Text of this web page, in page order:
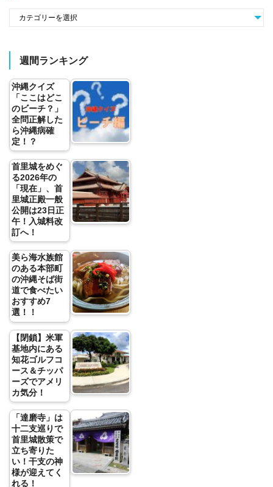
週間ランキング
沖縄クイズ
「ここはどこ
のビーチ？」
全問正解した
ら沖縄病確
定！？
首里城をめぐ
る2026年の
「現在」、首
里城正殿一般
公開は23日正
午！入城料改
訂へ！
美ら海水族館
のある本部町
の沖縄そば街
道で食べたい
おすすめ7
選！！
【閉鎖】米軍
基地内にある
知花ゴルフコ
ース＆チッパ
ーズでアメリ
カ気分！
「達磨寺」は
十二支巡りで
首里城散策で
立ち寄りた
い！干支の神
様が迎えてく
れる！